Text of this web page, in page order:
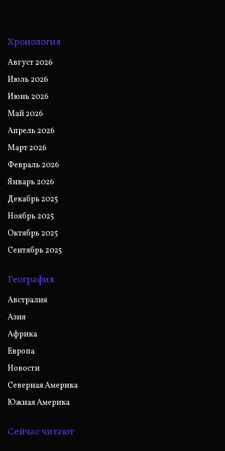
Хронология
Август 2026
Июль 2026
Июнь 2026
Май 2026
Апрель 2026
Март 2026
Февраль 2026
Январь 2026
Декабрь 2025
Ноябрь 2025
Октябрь 2025
Сентябрь 2025
География
Австралия
Азия
Африка
Европа
Новости
Северная Америка
Южная Америка
Сейчас читают